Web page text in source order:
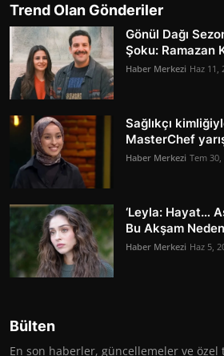
Trend Olan Gönderiler
Gönül Dağı
Şoku: Ramazan
Haber Merkezi Haz 11,
Sağlıkçı
MasterChef
Haber Merkezi Tem 30,
‘Leyla: Hayat…
Bu Akşam
Haber Merkezi Haz 5,
Bülten
En son haberler, güncellemeler ve